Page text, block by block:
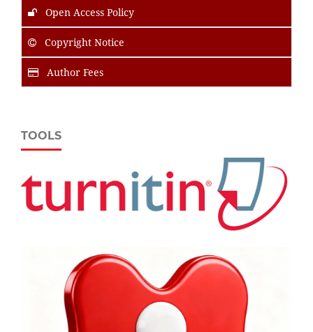
Open Access Policy
Copyright Notice
Author Fees
TOOLS